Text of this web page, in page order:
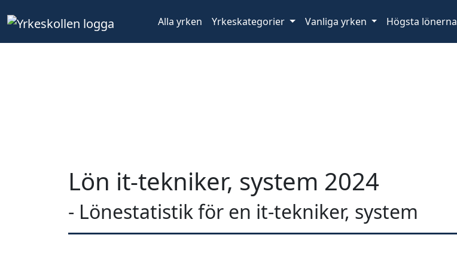
Alla yrken Yrkeskategorier Vanliga yrken Högsta lönerna
Lön it-tekniker, system 2024
- Lönestatistik för en it-tekniker, system